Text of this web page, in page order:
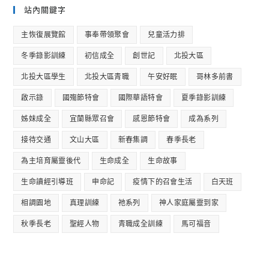
站內關鍵字
主恢復展覽館 事奉帶領聚會 兒童活力排
冬季錄影訓練 初信成全 創世記 北投大區
北投大區學生 北投大區青職 午安好眠 哥林多前書
啟示錄 國殤節特會 國際華語特會 夏季錄影訓練
姊妹成全 宜蘭縣眾召會 感恩節特會 成為系列
接待交通 文山大區 新春集調 春季長老
為主培育屬靈後代 生命成全 生命故事
生命讀經引導班 申命記 疫情下的召會生活 白天班
相調園地 真理訓練 祂系列 神人家庭屬靈到家
秋季長老 聖經人物 青職成全訓練 馬可福音